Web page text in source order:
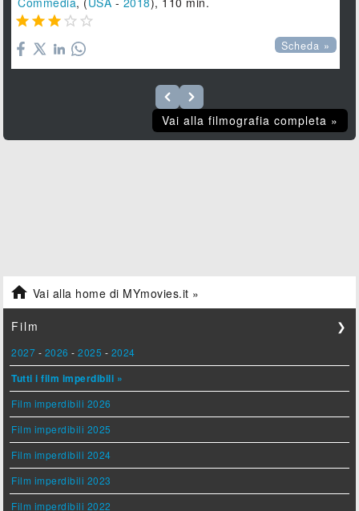
    
Scheda »
Vai alla filmografia completa »
 Vai alla home di MYmovies.it »
Film ❯
2027 - 2026 -2025 - 2024
Tutti i film imperdibili »
Film imperdibili 2026
Film imperdibili 2025
Film imperdibili 2024
Film imperdibili 2023
Film imperdibili 2022